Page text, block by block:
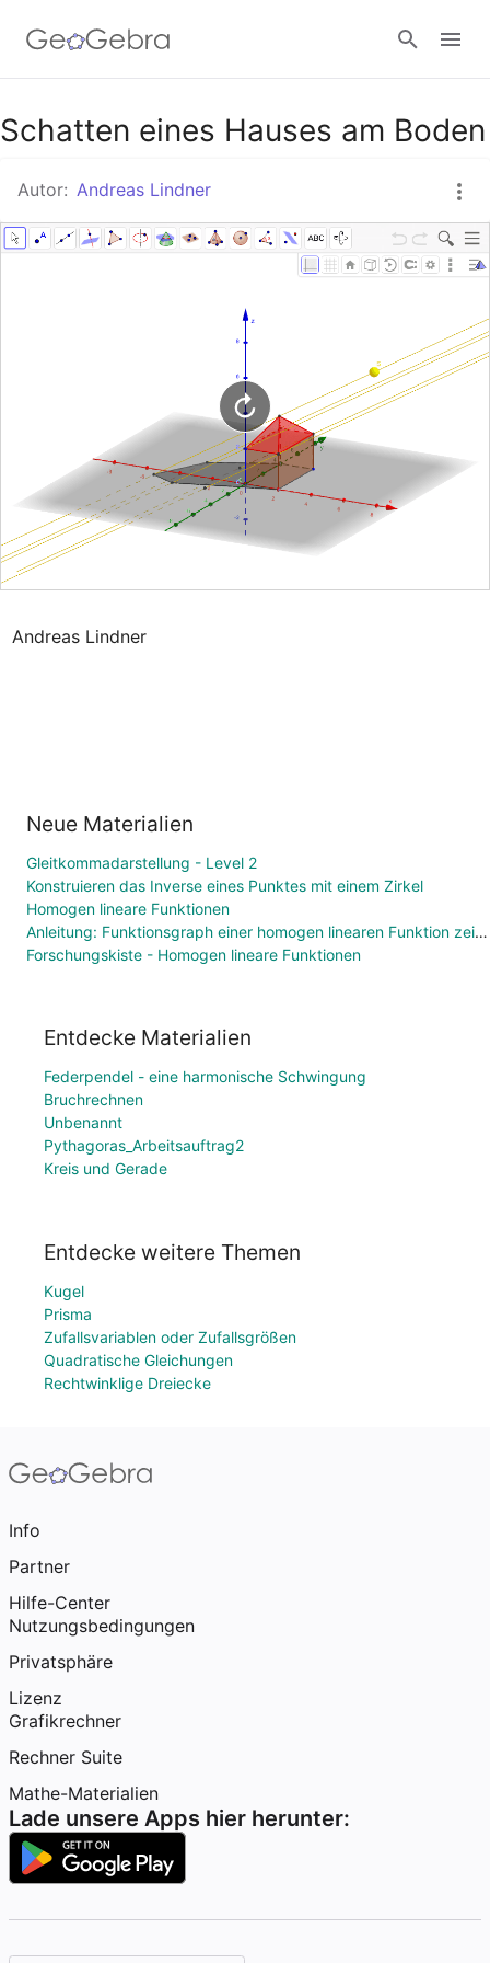
Google Classroom
GeoGebra Classroom
Schatten eines Hauses am Boden
Autor: Andreas Lindner
Andreas Lindner
Neue Materialien
Gleitkommadarstellung - Level 2
Konstruieren das Inverse eines Punktes mit einem Zirkel
Homogen lineare Funktionen
Anleitung: Funktionsgraph einer homogen linearen Funktion zeichnen
Forschungskiste - Homogen lineare Funktionen
Entdecke Materialien
Federpendel - eine harmonische Schwingung
Bruchrechnen
Unbenannt
Pythagoras_Arbeitsauftrag2
Kreis und Gerade
Entdecke weitere Themen
Kugel
Prisma
Zufallsvariablen oder Zufallsgrößen
Quadratische Gleichungen
Rechtwinklige Dreiecke
Info
Partner
Hilfe-Center
Nutzungsbedingungen
Privatsphäre
Lizenz
Grafikrechner
Rechner Suite
Mathe-Materialien
Lade unsere Apps hier herunter: